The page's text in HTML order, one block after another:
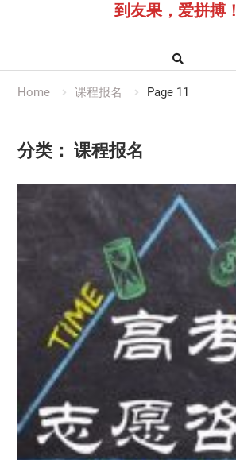
到友果，爱拼搏！
Home 课程报名 Page 11
分类： 课程报名